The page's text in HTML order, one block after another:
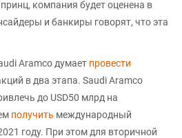
компания будет оценена в
и банкиры говорят, что эта
Aramco думает провести
в два этапа. Saudi Aramco
до USD50 млрд на
получить международный
году. При этом для вторичной